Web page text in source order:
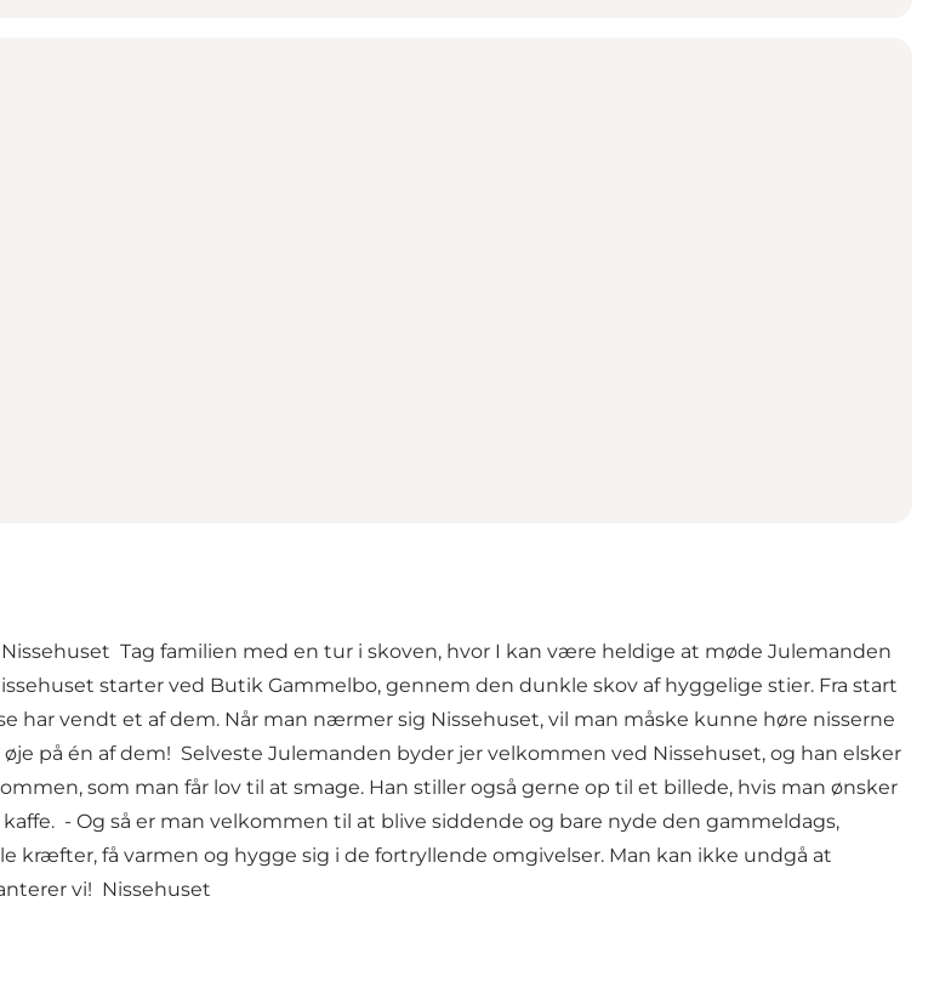
Tag familien med en tur i skoven, hvor I kan være heldige at møde Julemanden
starter ved Butik Gammelbo, gennem den dunkle skov af hyggelige stier. Fra start
har vendt et af dem. Når man nærmer sig Nissehuset, vil man måske kunne høre nisserne
på én af dem! Selveste Julemanden byder jer velkommen ved Nissehuset, og han elsker
som man får lov til at smage. Han stiller også gerne op til et billede, hvis man ønsker
- Og så er man velkommen til at blive siddende og bare nyde den gammeldags,
kræfter, få varmen og hygge sig i de fortryllende omgivelser. Man kan ikke undgå at
vi! Nissehuset